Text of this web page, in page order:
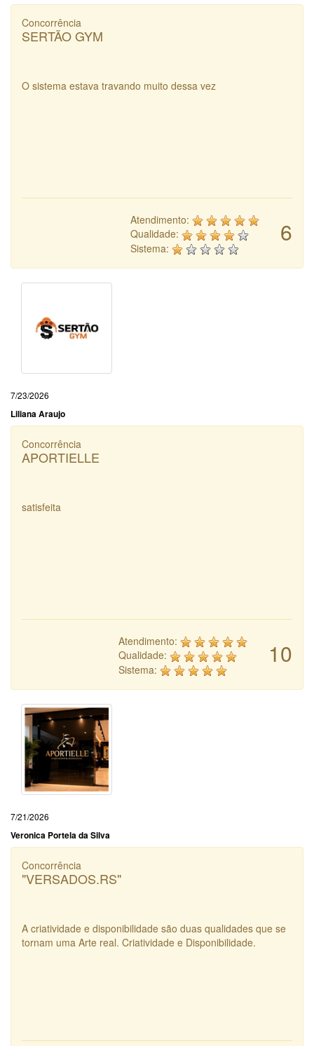
Concorrência
SERTÃO GYM
O sistema estava travando muito dessa vez
6
Atendimento:
Qualidade:
Sistema:
7/23/2026
Liliana Araujo
Concorrência
APORTIELLE
satisfeita
10
Atendimento:
Qualidade:
Sistema:
7/21/2026
Veronica Portela da Silva
Concorrência
"VERSADOS.RS"
A criatividade e disponibilidade são duas qualidades que se
tornam uma Arte real. Criatividade e Disponibilidade.